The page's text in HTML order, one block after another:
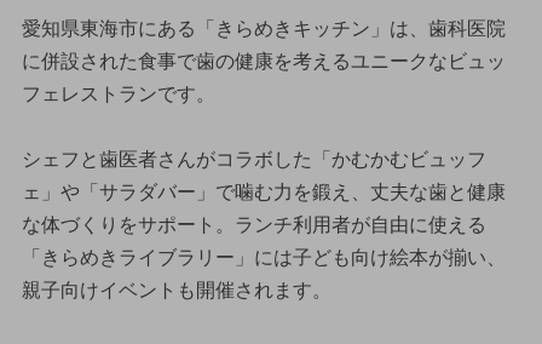
愛知県東海市にある「きらめきキッチン」は、歯科医院
に併設された食事で歯の健康を考えるユニークなビュッ
フェレストランです。
シェフと歯医者さんがコラボした「かむかむビュッフ
ェ」や「サラダバー」で噛む力を鍛え、丈夫な歯と健康
な体づくりをサポート。ランチ利用者が自由に使える
「きらめきライブラリー」には子ども向け絵本が揃い、
親子向けイベントも開催されます。